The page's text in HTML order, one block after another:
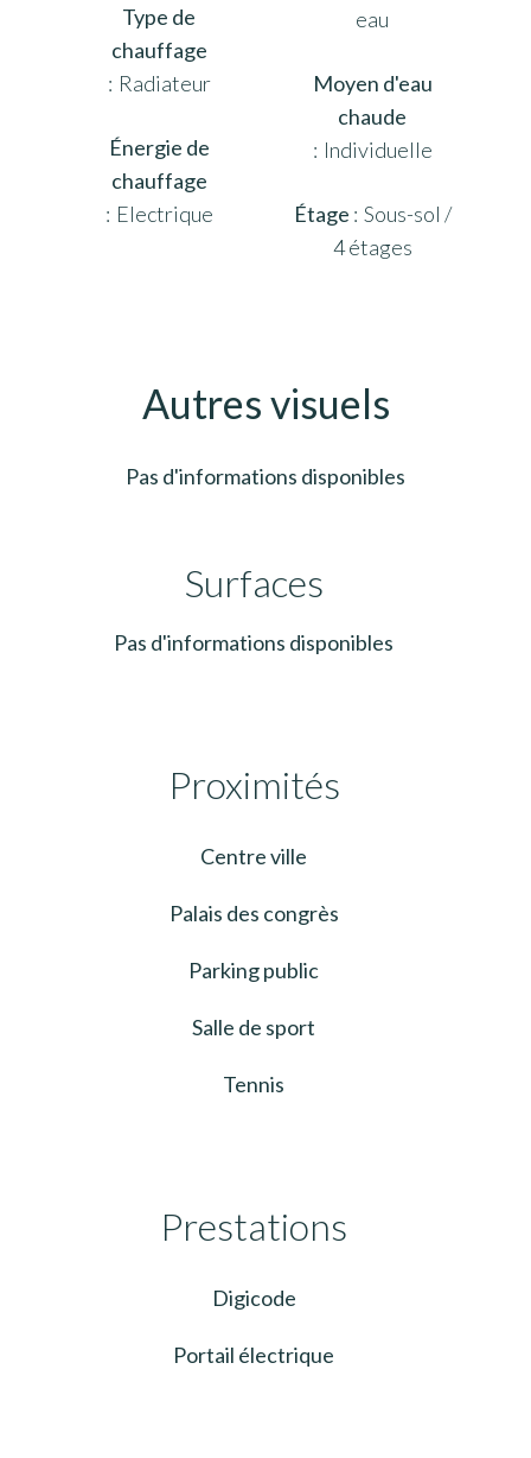
Type de
chauffage
Radiateur
Énergie de
chauffage
Electrique
eau
Moyen d'eau
chaude
Individuelle
Étage Sous-sol /
4 étages
Autres visuels
Pas d'informations disponibles
Surfaces
Pas d'informations disponibles
Proximités
Centre ville
Palais des congrès
Parking public
Salle de sport
Tennis
Prestations
Digicode
Portail électrique